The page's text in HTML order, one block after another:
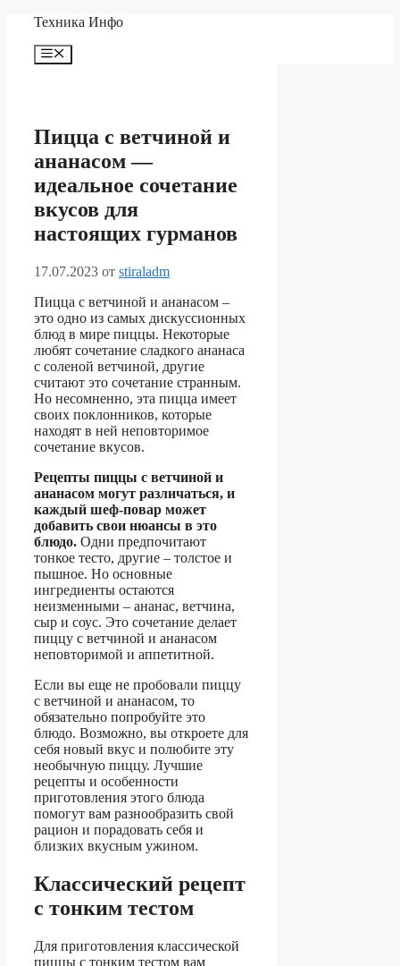
Перейти
содержимому
Техника Инфо
Меню
Пицца с ветчиной и
ананасом —
идеальное сочетание
вкусов для
настоящих гурманов
17.07.2023 от stiraladm
Пицца с ветчиной и ананасом –
это одно из самых дискуссионных
блюд в мире пиццы. Некоторые
любят сочетание сладкого ананаса
с соленой ветчиной, другие
считают это сочетание странным.
Но несомненно, эта пицца имеет
своих поклонников, которые
находят в ней неповторимое
сочетание вкусов.
Рецепты пиццы с ветчиной и
ананасом могут различаться, и
каждый шеф-повар может
добавить свои нюансы в это
блюдо. Одни предпочитают
тонкое тесто, другие – толстое и
пышное. Но основные
ингредиенты остаются
неизменными – ананас, ветчина,
сыр и соус. Это сочетание делает
пиццу с ветчиной и ананасом
неповторимой и аппетитной.
Если вы еще не пробовали пиццу
с ветчиной и ананасом, то
обязательно попробуйте это
блюдо. Возможно, вы откроете для
себя новый вкус и полюбите эту
необычную пиццу. Лучшие
рецепты и особенности
приготовления этого блюда
помогут вам разнообразить свой
рацион и порадовать себя и
близких вкусным ужином.
Классический рецепт
с тонким тестом
Для приготовления классической
пиццы с тонким тестом вам